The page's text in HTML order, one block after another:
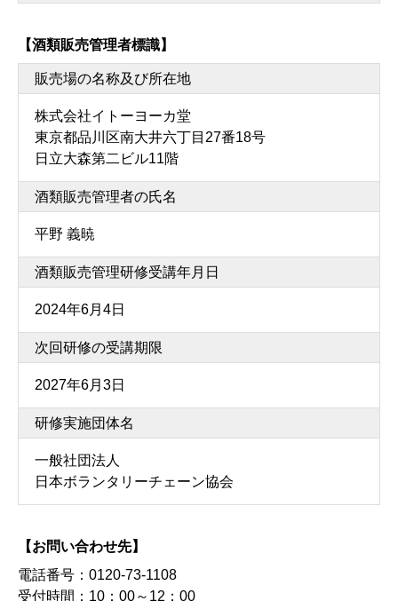
【酒類販売管理者標識】
販売場の名称及び所在地
株式会社イトーヨーカ堂
東京都品川区南大井六丁目27番18号
日立大森第二ビル11階
酒類販売管理者の氏名
平野 義暁
酒類販売管理研修受講年月日
2024年6月4日
次回研修の受講期限
2027年6月3日
研修実施団体名
一般社団法人
日本ボランタリーチェーン協会
【お問い合わせ先】
電話番号： 0120-73-1108
受付時間： 10：00～12：00